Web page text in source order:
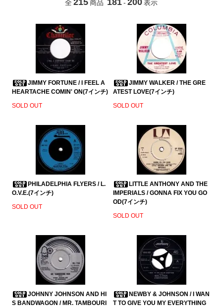
全 商品 - 表示
JIMMY FORTUNE / I FEEL A
HEARTACHE COMIN' ON(7インチ)
SOLD OUT
JIMMY WALKER / THE GRE
ATEST LOVE(7インチ)
SOLD OUT
PHILADELPHIA FLYERS / L.
O.V.E.(7インチ)
SOLD OUT
LITTLE ANTHONY AND THE
IMPERIALS / GONNA FIX YOU GO
OD(7インチ)
SOLD OUT
JOHNNY JOHNSON AND HI
S BANDWAGON / MR. TAMBOURI
NEWBY & JOHNSON / I WAN
T TO GIVE YOU MY EVERYTHING